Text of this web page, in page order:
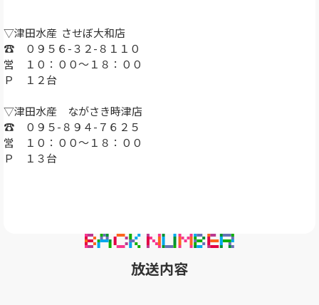
▽津田水産 させぼ大和店
☎ ０９５６-３２-８１１０
営 １０：００～１８：００
Ｐ １２台
▽津田水産 ながさき時津店
☎ ０９５-８９４-７６２５
営 １０：００～１８：００
Ｐ １３台
放送内容